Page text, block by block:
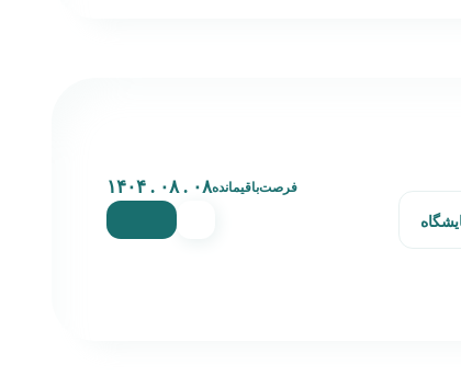
فرصت‌باقیمانده۰۸ . ۰۸ . ۱۴۰۴